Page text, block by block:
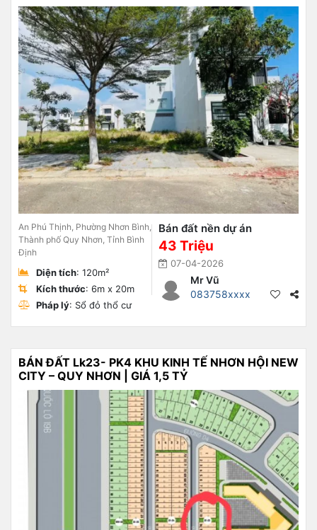
An Phú Thịnh, Phường Nhơn Bình,
Thành phố Quy Nhơn, Tỉnh Bình
Định
Diện tích: 120m²
Kích thước: 6m x 20m
Pháp lý: Sổ đỏ thổ cư
Bán đất nền dự án
43 Triệu
07-04-2026
Mr Vũ
083758xxxx
BÁN ĐẤT Lk23- PK4 KHU KINH TẾ NHƠN HỘI NEW
CITY – QUY NHƠN | GIÁ 1,5 TỶ